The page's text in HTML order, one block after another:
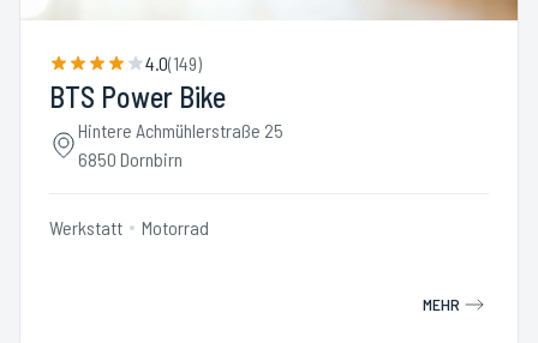
4.0(149)
BTS Power Bike
Hintere Achmühlerstraße 25
6850 Dornbirn
Werkstatt Motorrad
MEHR